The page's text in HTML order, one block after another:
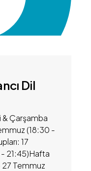
Dil
& Çarşamba
(18:30 -
17
- 21:45)Hafta
27 Temmuz